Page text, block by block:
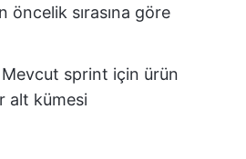
öncelik sırasına göre
Mevcut sprint için ürün
alt kümesi